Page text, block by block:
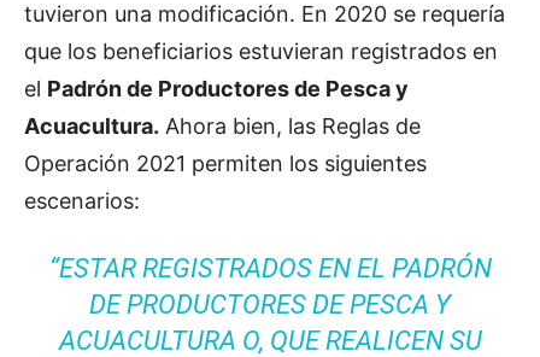
tuvieron una modificación. En 2020 se requería
que los beneficiarios estuvieran registrados en
el Padrón de Productores de Pesca y
Acuacultura. Ahora bien, las Reglas de
Operación 2021 permiten los siguientes
escenarios:
“ESTAR REGISTRADOS EN EL PADRÓN
DE PRODUCTORES DE PESCA Y
ACUACULTURA O, QUE REALICEN SU